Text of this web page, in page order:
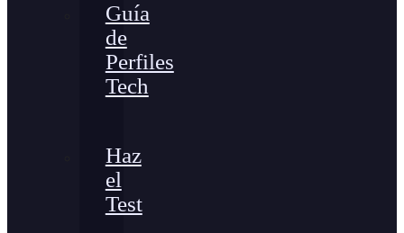
Guía
de
Perfiles
Tech
Haz
el
Test